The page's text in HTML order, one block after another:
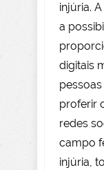
injúria.
a
digitais
proferir
redes
campo
injúria,